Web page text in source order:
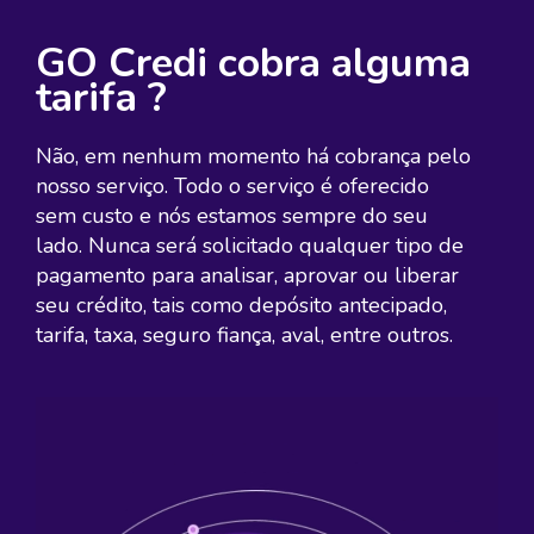
GO Credi cobra alguma
tarifa ?
Não, em nenhum momento há cobrança pelo
nosso serviço. Todo o serviço é oferecido
sem custo e nós estamos sempre do seu
lado. Nunca será solicitado qualquer tipo de
pagamento para analisar, aprovar ou liberar
seu crédito, tais como depósito antecipado,
tarifa, taxa, seguro fiança, aval, entre outros.